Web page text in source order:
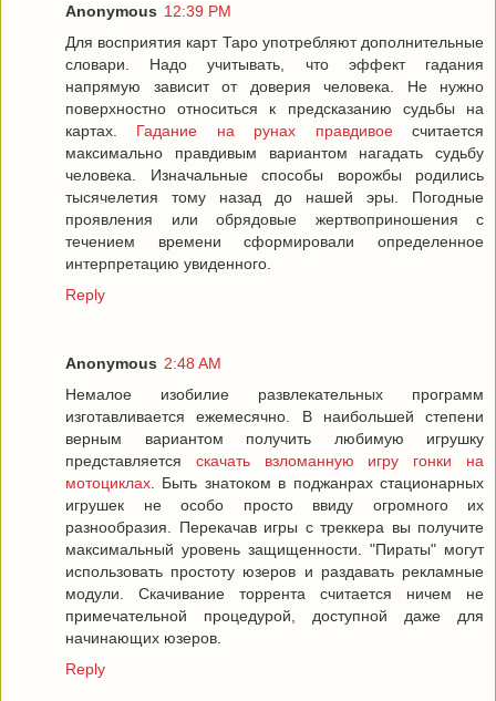
Anonymous 12:39 PM
Для восприятия карт Таро употребляют дополнительные
словари. Надо учитывать, что эффект гадания
напрямую зависит от доверия человека. Не нужно
поверхностно относиться к предсказанию судьбы на
картах. Гадание на рунах правдивоесчитается
максимально правдивым вариантом нагадать судьбу
человека. Изначальные способы ворожбы родились
тысячелетия тому назад до нашей эры. Погодные
проявления или обрядовые жертвоприношения с
течением времени сформировали определенное
интерпретацию увиденного.
Reply
Anonymous 2:48 AM
Немалое изобилие развлекательных программ
изготавливается ежемесячно. В наибольшей степени
верным вариантом получить любимую игрушку
представляется скачать взломанную игру гонки на
мотоциклах . Быть знатоком в поджанрах стационарных
игрушек не особо просто ввиду огромного их
разнообразия. Перекачав игры с треккера вы получите
максимальный уровень защищенности. "Пираты" могут
использовать простоту юзеров и раздавать рекламные
модули. Скачивание торрента считается ничем не
примечательной процедурой, доступной даже для
начинающих юзеров.
Reply